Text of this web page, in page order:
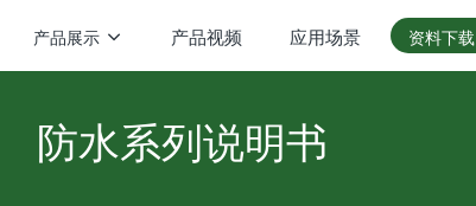
产品展示 产品视频 应用场景 资料下载
防水系列说明书